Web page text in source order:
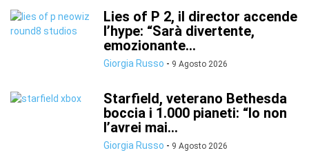
Lies of P 2, il director accende
l’hype: “Sarà divertente,
emozionante...
Giorgia Russo - 9 Agosto 2026
Starfield, veterano Bethesda
boccia i 1.000 pianeti: “Io non
l’avrei mai...
Giorgia Russo - 9 Agosto 2026